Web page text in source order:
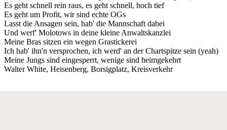
Es geht schnell rein raus, es geht schnell, hoch tief
Es geht um Profit, wir sind echte OGs
Lasst die Ansagen sein, hab' die Mannschaft dabei
Und werf' Molotows in deine kleine Anwaltskanzlei
Meine Bras sitzen ein wegen Grastickerei
Ich hab' ihn'n versprochen, ich werd' an der Chartspitze sein (yeah)
Meine Jungs sind eingesperrt, wenige sind heimgekehrt
Walter White, Heisenberg, Borsigplatz, Kreisverkehr